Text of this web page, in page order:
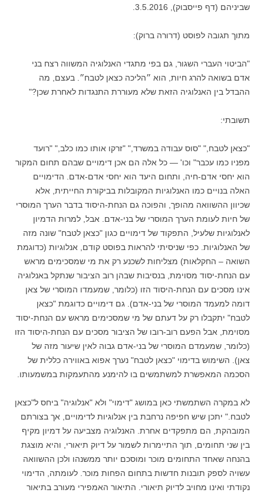
שביניהם (דף פייסבוק), 3.5.2016.
מתוך תגובה לפוסט (דרורה ברוק):
"הביטוי העברי השגור, גם בפי מתגדי האנלוגיה המשווה רצח בני
אדם בשואה להרג חיות, הוא ״הליכה כצאן לטבח״. בעצם, מה
ההבדל בין האנלוגיה הזאת שלא מעוררת התנגדות לאחרת שכן?"
תשובתי:
"כצאן לטבח," "סוס עבודה במשרד," "זרקו אותו כמו כלב," "רועד
מפניו כמו עכבר" וכו' — כל אלה הם אכן דימויים שבהם תחום המקור
הוא יחסי אדם-חיה, ותחום היעד הוא יחסי אדם-אדם. הדימויים
האלה בנויים כמו האנלוגיות המקובלות בביקורת החייתית, אלא
שכיוון ההשוואה מהופך, והפוכה גם הנחת-היסוד בדבר הערך המוסרי
של חיות לעומת הערך המוסרי של בני-אדם. אבל, למרות הדמיון
לאנלוגיות שלעיל, התפקוד של דימויים כגון "כצאן לטבח" שונה מזה
של האנלוגיות. כפי שניסיתי להראות בפוסט קודם, אנלוגיות (כדוגמת
השואה – החקלאות) מצליחות לשכנע רק את מי שמסכימים מראש
עם הנחת-יסוד מסוימת, בנסיבות שבהן רוב הציבור שנתקל באנלוגיה
אינו מסכים עם הנחת-היסוד הזו (כלומר, שמעמדו המוסרי של צאן
דומה למעמד המוסרי של בני-אדם). גם דימויים כדוגמת "כצאן
לטבח" יתקבלו רק על דעתם של מי שמסכימים מראש עם הנחת-יסוד
מסוימת, אבל הפעם רוב-רובו של הציבור מסכים עם הנחת-היסוד הזו
(כלומר, שמעמדם המוסרי של בני-אדם גבוה לאין שיעור מזה של
צאן). השימוש בדימוי "כצאן לטבח" נערך אפוא באווירה כללית של
הסכמה המאפשרת למשתמשים בו להימנע מהתעמקות במשמעותו.
לא במקרה השתמשתי כאן במושג "דימוי" ולא "אנלוגיה" ביחס ל"כצאן
לטבח." יתכן שיש חפיפה נרחבת בין אנלוגיות לדימויים, אך בצורתם
המובהקת, הם מתפקדים אחרת. האנלוגיה מצביעה על דמיון מקיף
בין שני תחומים, תוך התיימרות לשמור על דיוק תיאורי, והיא מוצגת
בהנחה שאחד התחומים מוכר ומוסכם יותר ממשנהו ולכן ההשוואה
עשויה לספק תובנות חדשות בתחום הפחות מוכר. לעומתה, הדימוי
נקודתי ואינו מחויב לדיוק תיאורי. התיאור האמפירי מעורב בתיאור